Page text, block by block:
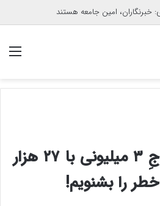
امین جامعه هستند
نمایندۀ جدید کرجِ ۳ میلیونی با ۲۷ هزار
را بشنویم!